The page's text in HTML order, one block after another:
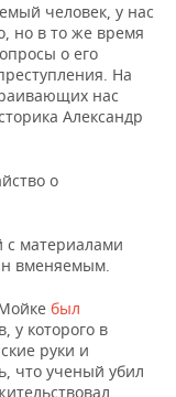
человек, у нас
но в то же время
о его
На
нас
Александр
о
с материалами
вменяемым.
был
у которого в
руки и
что ученый убил